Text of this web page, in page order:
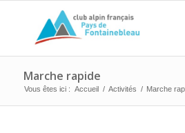
Marche rapide
Vous êtes ici : Accueil / Activités / Marche